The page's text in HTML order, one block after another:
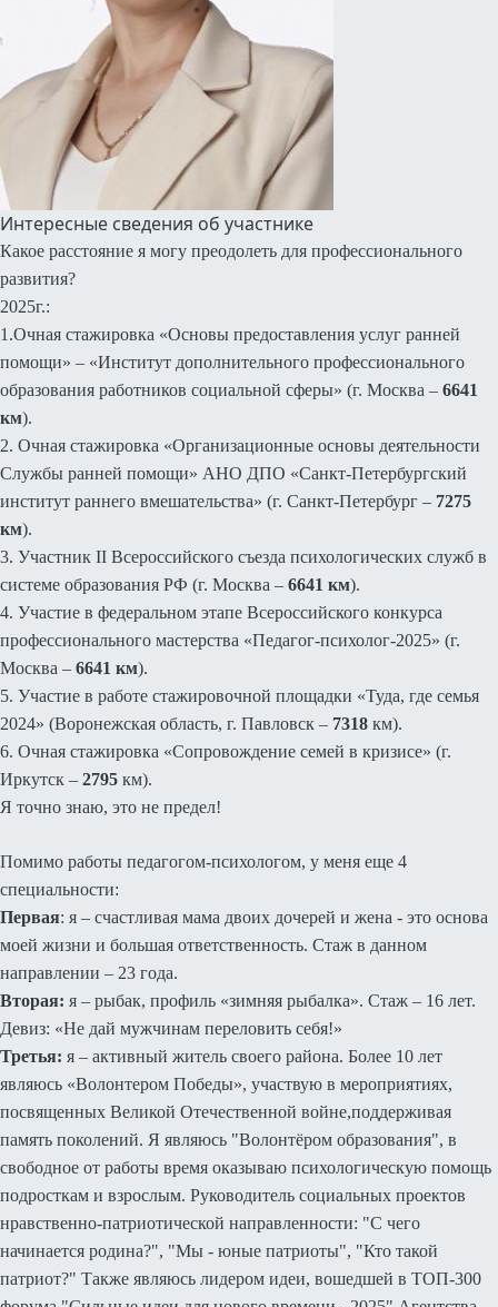
Интересные сведения об участнике
Какое расстояние я могу преодолеть для профессионального
развития?
2025г.:
1.Очная стажировка «Основы предоставления услуг ранней
помощи» – «Институт дополнительного профессионального
образования работников социальной сферы» (г. Москва – 6641
км).
2. Очная стажировка «Организационные основы деятельности
Службы ранней помощи» АНО ДПО «Санкт-Петербургский
институт раннего вмешательства» (г. Санкт-Петербург – 7275
км).
3. Участник II Всероссийского съезда психологических служб в
системе образования РФ (г. Москва – 6641 км).
4. Участие в федеральном этапе Всероссийского конкурса
профессионального мастерства «Педагог-психолог-2025» (г.
Москва – 6641 км).
5. Участие в работе стажировочной площадки «Туда, где семья
2024» (Воронежская область, г. Павловск – 7318 км).
6. Очная стажировка «Сопровождение семей в кризисе» (г.
Иркутск – 2795 км).
Я точно знаю, это не предел!
Помимо работы педагогом-психологом, у меня еще 4
специальности:
Первая: я – счастливая мама двоих дочерей и жена - это основа
моей жизни и большая ответственность. Стаж в данном
направлении – 23 года.
Вторая: я – рыбак, профиль «зимняя рыбалка». Стаж – 16 лет.
Девиз: «Не дай мужчинам переловить себя!»
Третья: я – активный житель своего района. Более 10 лет
являюсь «Волонтером Победы», участвую в мероприятиях,
посвященных Великой Отечественной войне,поддерживая
память поколений. Я являюсь "Волонтёром образования", в
свободное от работы время оказываю психологическую помощь
подросткам и взрослым. Руководитель социальных проектов
нравственно-патриотической направленности: "С чего
начинается родина?", "Мы - юные патриоты", "Кто такой
патриот?" Также являюсь лидером идеи, вошедшей в ТОП-300